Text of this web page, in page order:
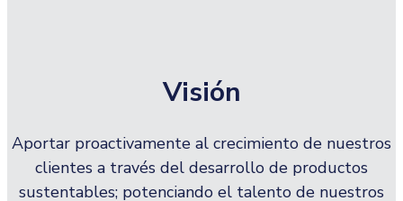
Visión
Aportar proactivamente al crecimiento de nuestros
clientes a través del desarrollo de productos
sustentables; potenciando el talento de nuestros